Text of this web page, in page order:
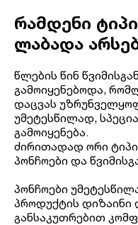
რამდენი
ლაბადა
წლების წინ
გამოიყენებოდა,
დაცვას
უმეტესწილად,
გამოიყენება.
ძირითადად ორი
პონჩოები და
პონჩოები
პროდუქტის დიზაინი
განსაკუთრებით